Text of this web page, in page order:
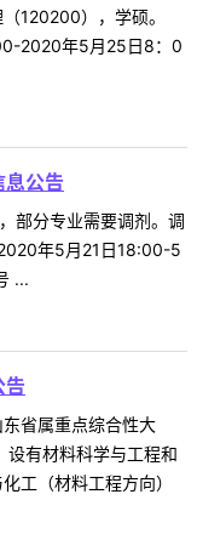
120200），学硕。
2020年5月25日8：0
公告
部分专业需要调剂。调
年5月21日18:00-5
...
告
省属重点综合性大
有材料科学与工程和
工（材料工程方向）